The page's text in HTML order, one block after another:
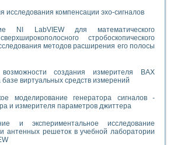
исследования компенсации эхо-сигналов
NI LabVIEW для математического
стробоскопического
методов расширения его полосы
возможности создания измерителя ВАХ
виртуальных средств измерений
моделирование генератора сигналов -
и измерителя параметров джиттера
и экспериментальное исследование
антенных решеток в учебной лаборатории